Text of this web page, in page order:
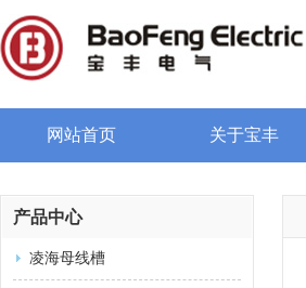
网站首页 关于宝丰
产品中心
凌海母线槽